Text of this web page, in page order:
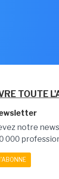
TOUTE
notre
000